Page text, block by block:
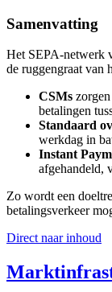
Samenvatting
Het SEPA-netwerk
de ruggengraat van
CSMs
betalingen
Standaard
werkdag in
Instant
afgehandeld,
Zo wordt een
betalingsverkeer
Direct naar inhoud